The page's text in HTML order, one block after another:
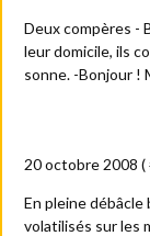
Deux compères -
leur domicile, ils
sonne. -Bonjour !
20 octobre 2008 (
En pleine débâcle
volatilisés sur les